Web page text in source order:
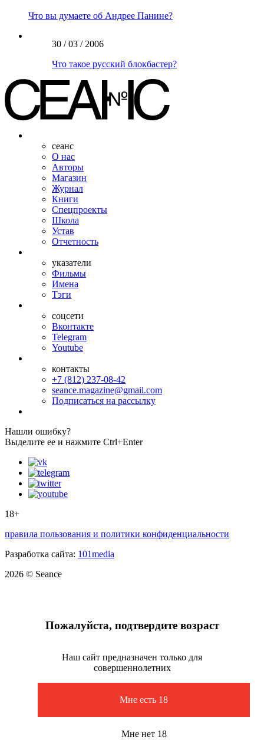
Что вы думаете об Андрее Панине?
30 / 03 / 2006
Что такое русский блокбастер?
сеанс
О нас
Авторы
Магазин
Журнал
Книги
Спецпроекты
Школа
Устав
Отчетность
указатели
Фильмы
Имена
Тэги
соцсети
Вконтакте
Telegram
Youtube
контакты
+7 (812) 237-08-42
seance.magazine@gmail.com
Подписаться на рассылку
Нашли ошибку?
Выделите ее и нажмите Ctrl+Enter
18+
правила пользования и политики конфиденциальности
Разработка сайта: 101media
2026 © Seance
Пожалуйста, подтвердите возраст
Наш сайт предназначен только для
совершеннолетних
Мне есть 18
Мне нет 18